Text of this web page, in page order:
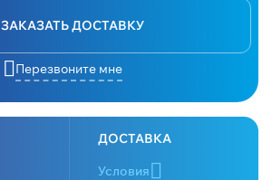
ЗАКАЗАТЬ ДОСТАВКУ
Перезвоните мне
ДОСТАВКА
Условия